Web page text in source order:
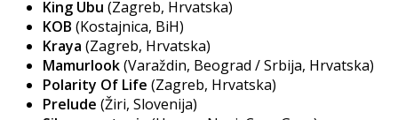
King Ubu (Zagreb, Hrvatska)
KOB (Kostajnica, BiH)
Kraya (Zagreb, Hrvatska)
Mamurlook(Varaždin, Beograd / Srbija, Hrvatska)
Polarity Of Life (Zagreb, Hrvatska)
Prelude (Žiri, Slovenija)